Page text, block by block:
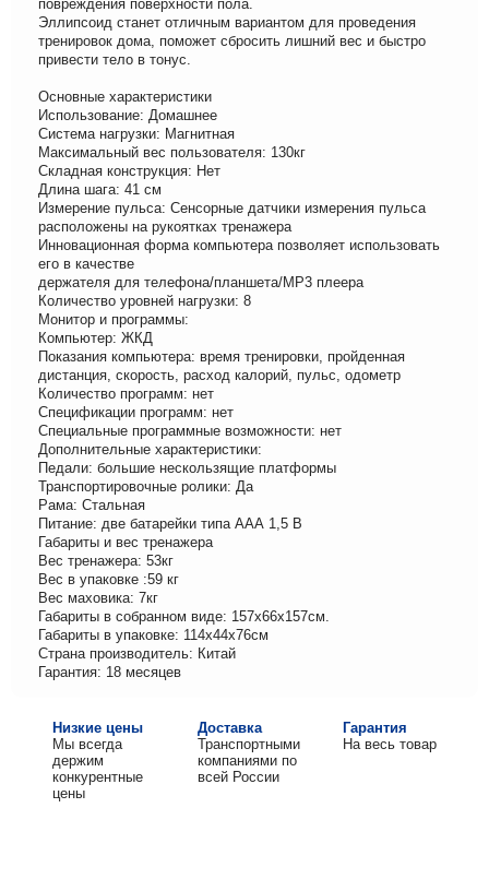
повреждения поверхности пола.
Эллипсоид станет отличным вариантом для проведения
тренировок дома, поможет сбросить лишний вес и быстро
привести тело в тонус.
Основные характеристики
Использование: Домашнее
Система нагрузки: Магнитная
Максимальный вес пользователя: 130кг
Складная конструкция: Нет
Длина шага: 41 см
Измерение пульса: Сенсорные датчики измерения пульса
расположены на рукоятках тренажера
Инновационная форма компьютера позволяет использовать
его в качестве
держателя для телефона/планшета/МР3 плеера
Количество уровней нагрузки: 8
Монитор и программы:
Компьютер: ЖКД
Показания компьютера: время тренировки, пройденная
дистанция, скорость, расход калорий, пульс, одометр
Количество программ: нет
Спецификации программ: нет
Специальные программные возможности: нет
Дополнительные характеристики:
Педали: большие нескользящие платформы
Транспортировочные ролики: Да
Рама: Стальная
Питание: две батарейки типа ААА 1,5 В
Габариты и вес тренажера
Вес тренажера: 53кг
Вес в упаковке :59 кг
Вес маховика: 7кг
Габариты в собранном виде: 157х66х157см.
Габариты в упаковке: 114х44х76см
Страна производитель: Китай
Гарантия: 18 месяцев
Низкие цены
Мы всегда
держим
конкурентные
цены
Доставка
Транспортными
компаниями по
всей России
Гарантия
На весь товар